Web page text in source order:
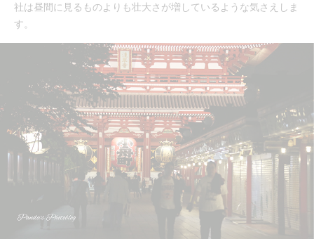
社は昼間に見るものよりも壮大さが増しているような気さえしま
す。